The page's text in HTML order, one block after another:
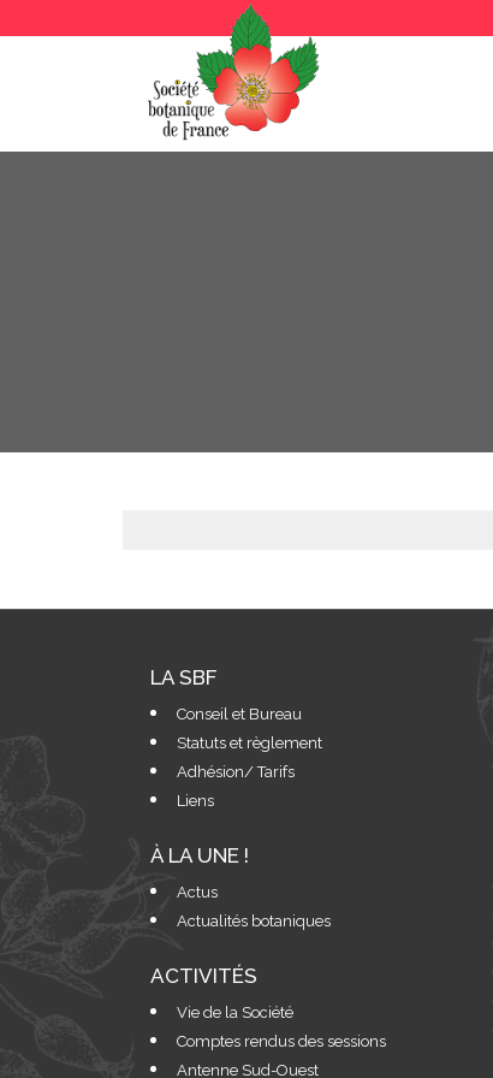
LA SBF
Conseil et Bureau
Statuts et règlement
Adhésion/ Tarifs
Liens
À LA UNE !
Actus
Actualités botaniques
ACTIVITÉS
Vie de la Société
Comptes rendus des sessions
Antenne Sud-Ouest